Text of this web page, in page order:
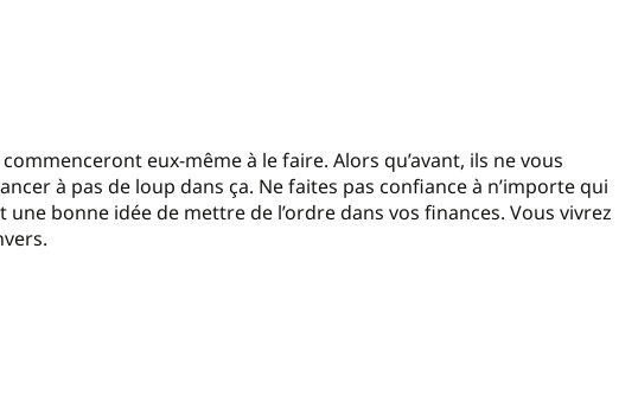
eux-même à le faire. Alors qu’avant, ils ne vous
à pas de loup dans ça. Ne faites pas confiance à n’importe qui
une bonne idée de mettre de l’ordre dans vos finances. Vous vivrez